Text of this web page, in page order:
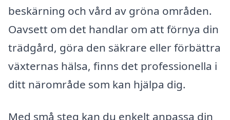
beskärning och vård av gröna områden.
Oavsett om det handlar om att förnya din
trädgård, göra den säkrare eller förbättra
växternas hälsa, finns det professionella i
ditt närområde som kan hjälpa dig.
Med små steg kan du enkelt anpassa din